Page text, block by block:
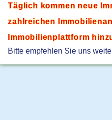
Täglich kommen neue
zahlreichen
Immobilienplattform
Bitte empfehlen Sie uns